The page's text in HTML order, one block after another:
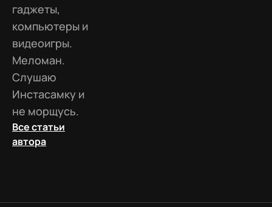
гаджеты,
компьютеры и
видеоигры.
Меломан.
Слушаю
Инстасамку и
не морщусь.
Все статьи
автора